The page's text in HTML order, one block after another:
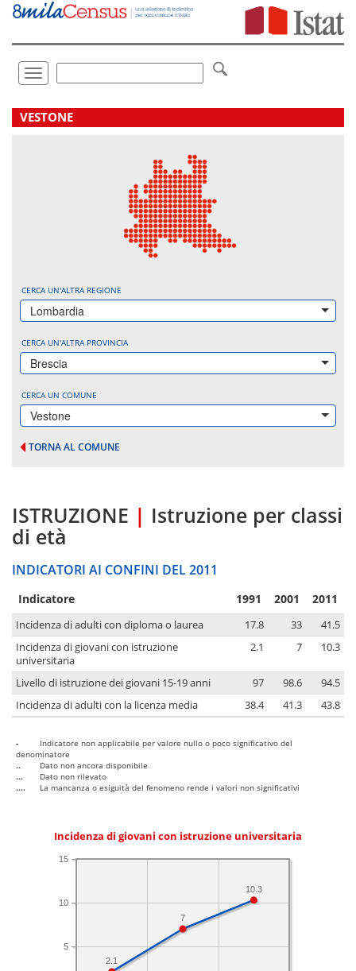
Vai
direttamente
Toggle
navigation
.
VESTONE
CERCA UN'ALTRA REGIONE
Lombardia
CERCA UN'ALTRA PROVINCIA
Brescia
CERCA UN COMUNE
Vestone
TORNA AL COMUNE
ISTRUZIONE | Istruzione per classi
di età
INDICATORI AI CONFINI DEL 2011
Indicatore 1991 2001 2011
Incidenza di adulti con diploma o laurea 17.8 33
41.5
Incidenza di giovani con istruzione
universitaria
2.1 7 10.3
Livello di istruzione dei giovani 15-19 anni 97 98.6
94.5
Incidenza di adulti con la licenza media
38.4 41.3 43.8
-
Indicatore non applicabile per valore nullo o poco significativo del
denominatore
..
Dato non ancora disponibile
...
Dato non rilevato
....
La mancanza o esiguità del fenomeno rende i valori non significativi
Incidenza di giovani con istruzione universitaria
5
10
15
10.3
7
2.1